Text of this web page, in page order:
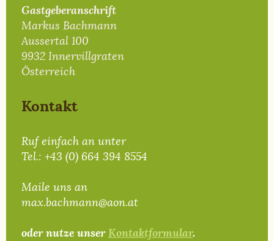
Gastgeberanschrift
Markus Bachmann
Aussertal 100
9932 Innervillgraten
Österreich
Kontakt
Ruf einfach an unter
Tel.: +43 (0) 664 394 8554
Maile uns an
max.bachmann@aon.at
oder nutze unserKontaktformular.